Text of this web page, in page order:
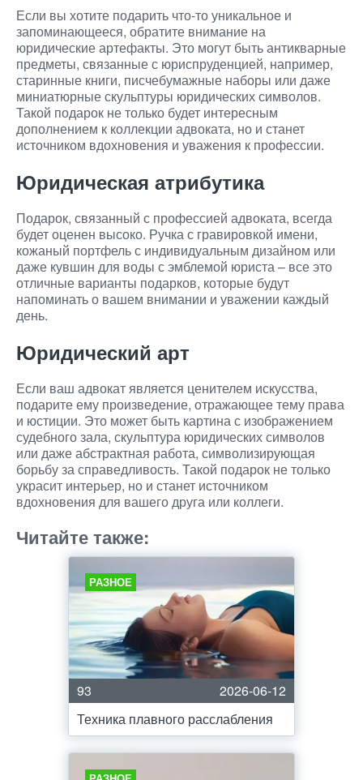
Если вы хотите подарить что-то уникальное и
запоминающееся, обратите внимание на
юридические артефакты. Это могут быть антикварные
предметы, связанные с юриспруденцией, например,
старинные книги, писчебумажные наборы или даже
миниатюрные скульптуры юридических символов.
Такой подарок не только будет интересным
дополнением к коллекции адвоката, но и станет
источником вдохновения и уважения к профессии.
Юридическая атрибутика
Подарок, связанный с профессией адвоката, всегда
будет оценен высоко. Ручка с гравировкой имени,
кожаный портфель с индивидуальным дизайном или
даже кувшин для воды с эмблемой юриста – все это
отличные варианты подарков, которые будут
напоминать о вашем внимании и уважении каждый
день.
Юридический арт
Если ваш адвокат является ценителем искусства,
подарите ему произведение, отражающее тему права
и юстиции. Это может быть картина с изображением
судебного зала, скульптура юридических символов
или даже абстрактная работа, символизирующая
борьбу за справедливость. Такой подарок не только
украсит интерьер, но и станет источником
вдохновения для вашего друга или коллеги.
Читайте также:
РАЗНОЕ
93
2026-06-12
Техника плавного расслабления